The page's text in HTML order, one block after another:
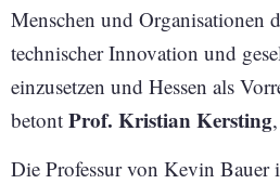
Menschen und Organisationen
technischer Innovation und
einzusetzen und Hessen als
betont Prof. Kristian Kersting
Die Professur von Kevin Bauer